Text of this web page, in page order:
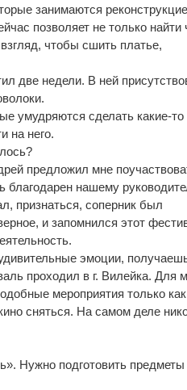
занимаются
позволяет не только найти
чтобы сшить платье,
две недели. В ней
умудряются сделать какие-то
на него.
предложил мне
благодарен нашему
признаться, соперник был
и запомнился этот
эмоции,
проходил в г. Вилейка. Для
мероприятия только как
сняться. На самом деле
Нужно подготовить